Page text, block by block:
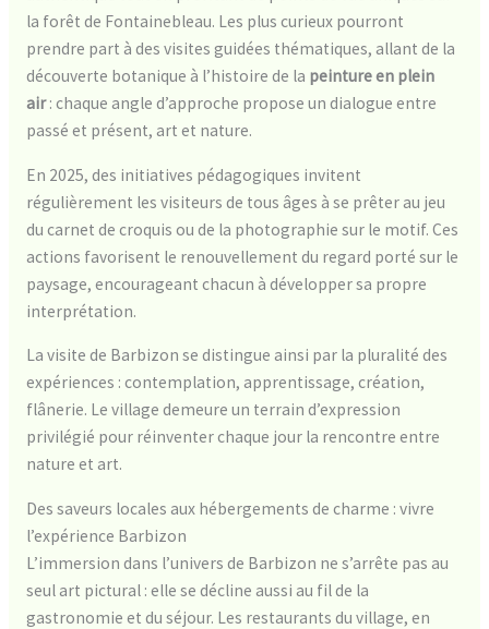
la forêt de Fontainebleau. Les plus curieux pourront
prendre part à des visites guidées thématiques, allant de la
découverte botanique à l’histoire de la peinture en plein
air: chaque angle d’approche propose un dialogue entre
passé et présent, art et nature.
En 2025, des initiatives pédagogiques invitent
régulièrement les visiteurs de tous âges à se prêter au jeu
du carnet de croquis ou de la photographie sur le motif. Ces
actions favorisent le renouvellement du regard porté sur le
paysage, encourageant chacun à développer sa propre
interprétation.
La visite de Barbizon se distingue ainsi par la pluralité des
expériences : contemplation, apprentissage, création,
flânerie. Le village demeure un terrain d’expression
privilégié pour réinventer chaque jour la rencontre entre
nature et art.
Des saveurs locales aux hébergements de charme : vivre
l’expérience Barbizon
L’immersion dans l’univers de Barbizon ne s’arrête pas au
seul art pictural : elle se décline aussi au fil de la
gastronomie et du séjour. Les restaurants du village, en